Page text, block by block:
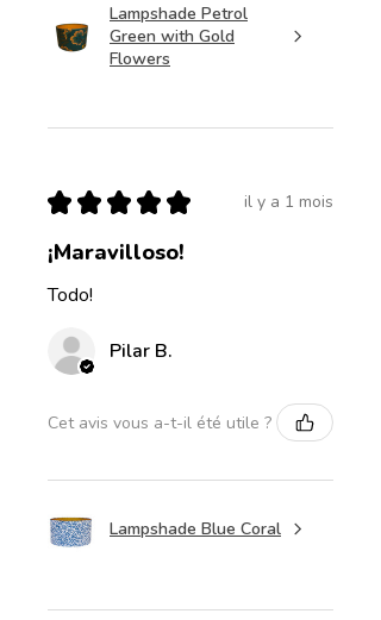
Lampshade Petrol
Green with Gold
Flowers
★ ★ ★ ★ ★ il y a 1 mois
¡Maravilloso!
Todo!
Pilar B.
Cet avis vous a-t-il été utile ?
Lampshade Blue Coral